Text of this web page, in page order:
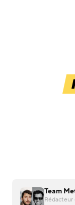
Team
Rédacteur